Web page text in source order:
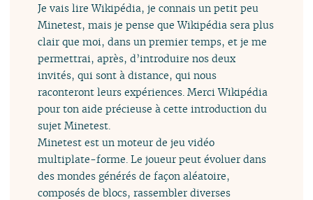
Je vais lire Wikipédia, je connais un petit peu
Minetest, mais je pense que Wikipédia sera plus
clair que moi, dans un premier temps, et je me
permettrai, après, d’introduire nos deux
invités, qui sont à distance, qui nous
raconteront leurs expériences. Merci Wikipédia
pour ton aide précieuse à cette introduction du
sujet Minetest.
Minetest est un moteur de jeu vidéo
multiplate-forme. Le joueur peut évoluer dans
des mondes générés de façon aléatoire,
composés de blocs, rassembler diverses